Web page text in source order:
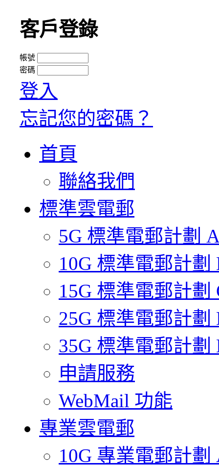
客戶登錄
帳號
密碼
登入
忘記您的密碼？
首頁
聯絡我們
標準雲電郵
5G 標準電郵計劃
10G 標準電郵計劃
15G 標準電郵計劃
25G 標準電郵計劃
35G 標準電郵計劃
申請服務
WebMail 功能
專業雲電郵
10G 專業電郵計劃